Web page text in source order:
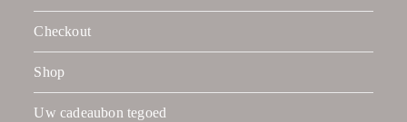
Checkout
Shop
Uw cadeaubon tegoed